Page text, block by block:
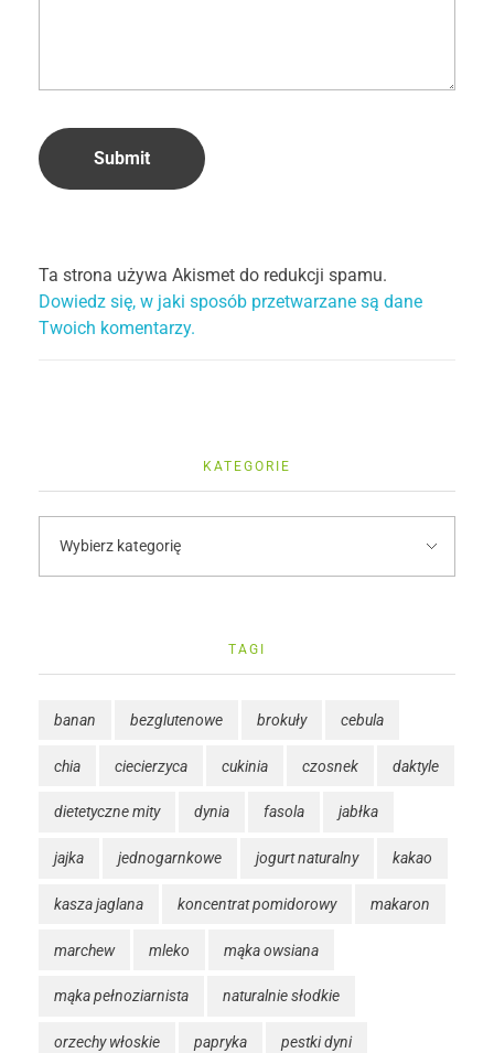
Ta strona używa Akismet do redukcji spamu.
Dowiedz się, w jaki sposób przetwarzane są dane
Twoich komentarzy.
KATEGORIE
TAGI
banan bezglutenowe brokuły cebula
chia ciecierzyca cukinia czosnek daktyle
dietetyczne mity dynia fasola jabłka
jajka jednogarnkowe jogurt naturalny kakao
kasza jaglana koncentrat pomidorowy makaron
marchew mleko mąka owsiana
mąka pełnoziarnista naturalnie słodkie
orzechy włoskie papryka pestki dyni